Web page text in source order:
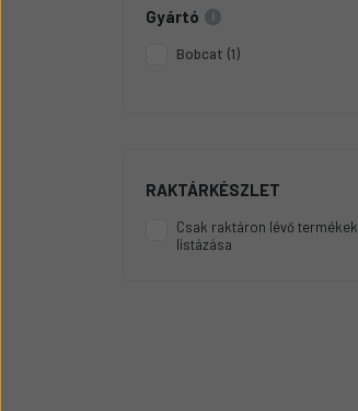
Motor alkatrész
Gyártó
Bobcat (1)
RAKTÁRKÉSZLET
Csak raktáron lévő termékek
listázása